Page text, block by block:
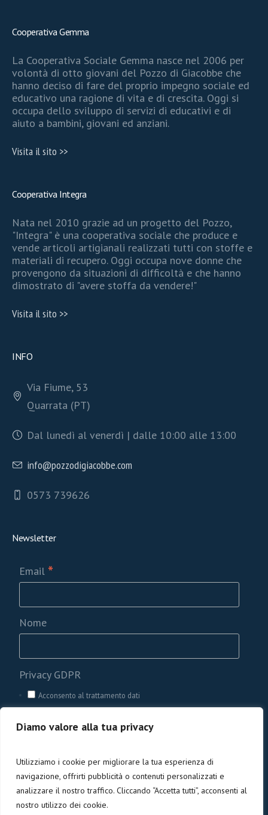
Diamo valore alla tua privacy
Utilizziamo i cookie per migliorare la tua esperienza di
navigazione, offrirti pubblicità o contenuti personalizzati e
analizzare il nostro traffico. Cliccando “Accetta tutti”, acconsenti al
nostro utilizzo dei cookie.
Cooperativa Gemma
La Cooperativa Sociale Gemma nasce nel 2006 per
volontà di otto giovani del Pozzo di Giacobbe che
hanno deciso di fare del proprio impegno sociale ed
educativo una ragione di vita e di crescita. Oggi si
occupa dello sviluppo di servizi di educativi e di
aiuto a bambini, giovani ed anziani.
Visita il sito >>
Cooperativa Integra
Nata nel 2010 grazie ad un progetto del Pozzo,
"Integra" è una cooperativa sociale che produce e
vende articoli artigianali realizzati tutti con stoffe e
materiali di recupero. Oggi occupa nove donne che
provengono da situazioni di difficoltà e che hanno
dimostrato di "avere stoffa da vendere!"
Visita il sito >>
INFO
Via Fiume, 53
Quarrata (PT)
Dal lunedì al venerdì | dalle 10:00 alle 13:00
info@pozzodigiacobbe.com
0573 739626
Newsletter
Email *
Nome
Privacy GDPR
Acconsento al trattamento dati